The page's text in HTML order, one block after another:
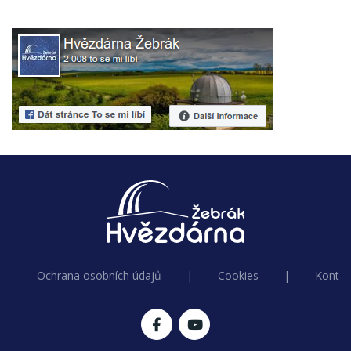
Ochrana osobních údajů | Cookies |